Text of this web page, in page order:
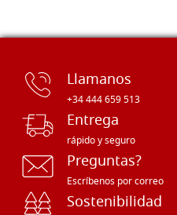
Llamanos
+34 444 659 513
Entrega
rápido y seguro
Preguntas?
Escríbenos por correo
Sostenibilidad